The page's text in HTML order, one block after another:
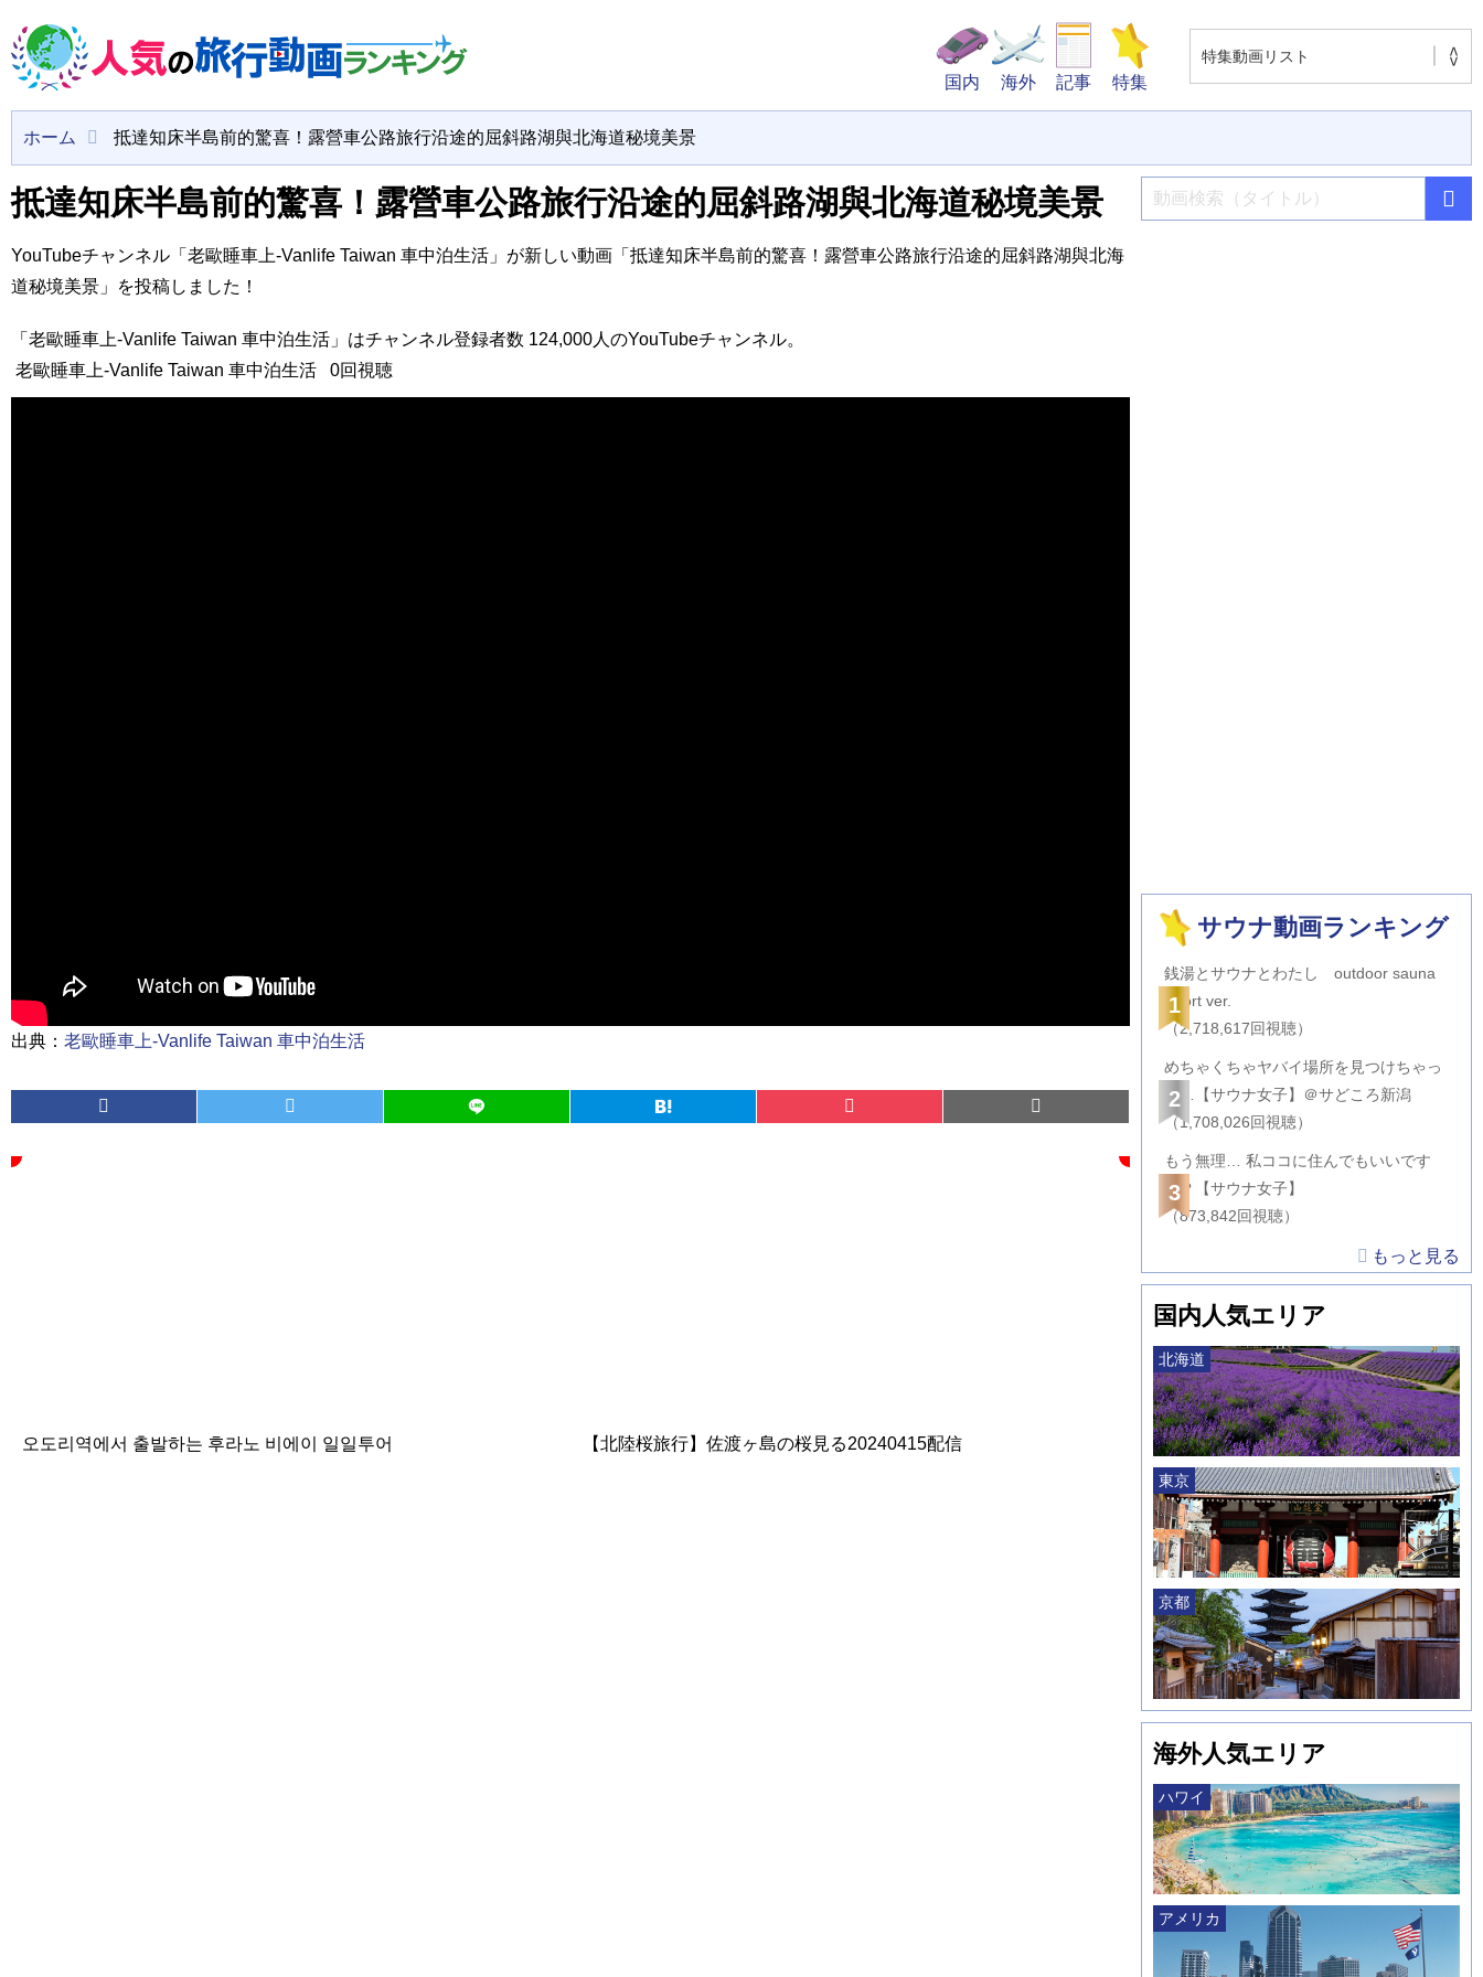
国内 海外 記事 特集
ホーム 抵達知床半島前的驚喜！露營車公路旅行沿途的屈斜路湖與北海道秘境美景
抵達知床半島前的驚喜！露營車公路旅行沿途的屈斜路湖與北海道秘境美景
YouTubeチャンネル「老歐睡車上-Vanlife Taiwan 車中泊生活」が新しい動画「抵達知床半島前的驚喜！露營車公路旅行沿途的屈斜路湖與北海
道秘境美景」を投稿しました！
「老歐睡車上-Vanlife Taiwan 車中泊生活」はチャンネル登録者数 124,000人のYouTubeチャンネル。
老歐睡車上-Vanlife Taiwan 車中泊生活
0回視聴
出典： 老歐睡車上-Vanlife Taiwan 車中泊生活
【北陸桜旅行】佐渡ヶ島の桜見る20240415配信
오도리역에서 출발하는 후라노 비에이 일일투어
サウナ動画ランキング
1
銭湯とサウナとわたし outdoor sauna
Short ver.
（2,718,617回視聴）
2
めちゃくちゃヤバイ場所を見つけちゃっ
た…【サウナ女子】＠サどころ新潟
（1,708,026回視聴）
3
もう無理… 私ココに住んでもいいです
か？【サウナ女子】
（873,842回視聴）
もっと見る
国内人気エリア
北海道
東京
京都
海外人気エリア
ハワイ
アメリカ